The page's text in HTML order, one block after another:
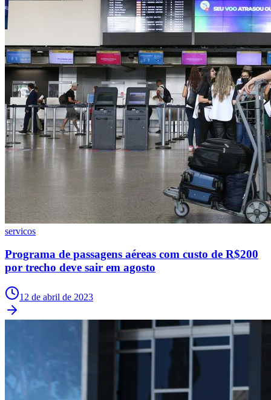
Brasileirão Série A
Libertadores
Sul-Americana
Copa América
Champions League
Premier League
La Liga
Bundesliga
Mundial 2026
Times - Ir direto
servicos
Programa de passagens aéreas com custo de R$200
por trecho deve sair em agosto
12 de abril de 2023